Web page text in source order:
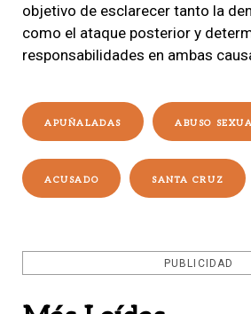
objetivo de esclarecer tanto la
como el ataque posterior y
responsabilidades en ambas
APUÑALADAS ABUSO
ACUSADO SANTA CRUZ
PUBLICIDAD